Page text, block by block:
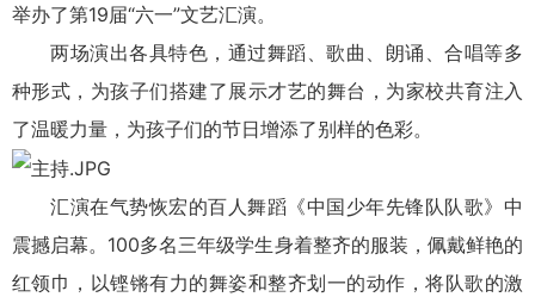
举办了第19届“六一”文艺汇演。
两场演出各具特色，通过舞蹈、歌曲、朗诵、合唱等多
种形式，为孩子们搭建了展示才艺的舞台，为家校共育注入
了温暖力量，为孩子们的节日增添了别样的色彩。
汇演在气势恢宏的百人舞蹈《中国少年先锋队队歌》中
震撼启幕。100多名三年级学生身着整齐的服装，佩戴鲜艳的
红领巾，以铿锵有力的舞姿和整齐划一的动作，将队歌的激